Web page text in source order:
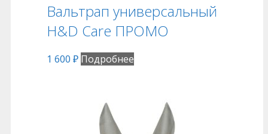
Вальтрап универсальный
H&D Care ПРОМО
1 600 ₽ Подробнее